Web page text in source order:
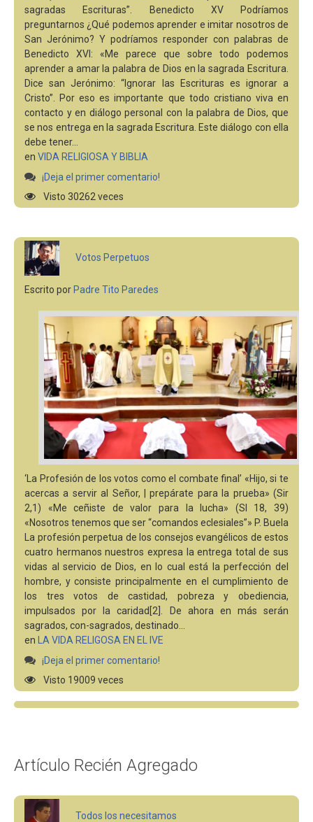
sagradas Escrituras”. Benedicto XV Podríamos
preguntarnos ¿Qué podemos aprender e imitar nosotros de
San Jerónimo? Y podríamos responder con palabras de
Benedicto XVI: «Me parece que sobre todo podemos
aprender a amar la palabra de Dios en la sagrada Escritura.
Dice san Jerónimo: “Ignorar las Escrituras es ignorar a
Cristo”. Por eso es importante que todo cristiano viva en
contacto y en diálogo personal con la palabra de Dios, que
se nos entrega en la sagrada Escritura. Este diálogo con ella
debe tener…
en VIDA RELIGIOSA Y BIBLIA
¡Deja el primer comentario!
Visto 30262 veces
Votos Perpetuos
Escrito por Padre Tito Paredes
‘La Profesión de los votos como el combate final’ «Hijo, si te
acercas a servir al Señor, | prepárate para la prueba» (Sir
2,1) «Me ceñiste de valor para la lucha» (Sl 18, 39)
«Nosotros tenemos que ser “comandos eclesiales”» P. Buela
La profesión perpetua de los consejos evangélicos de estos
cuatro hermanos nuestros expresa la entrega total de sus
vidas al servicio de Dios, en lo cual está la perfección del
hombre, y consiste principalmente en el cumplimiento de
los tres votos de castidad, pobreza y obediencia,
impulsados por la caridad[2]. De ahora en más serán
sagrados, con-sagrados, destinado…
en
LA VIDA RELIGOSA EN EL IVE
¡Deja el primer comentario!
Visto 19009 veces
Artículo Recién Agregado
Todos los necesitamos